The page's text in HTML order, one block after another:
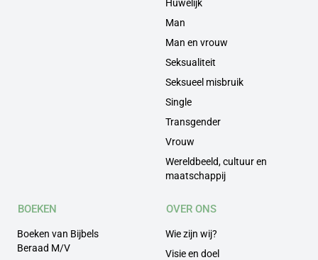
Huwelijk
Man
Man en vrouw
Seksualiteit
Seksueel misbruik
Single
Transgender
Vrouw
Wereldbeeld, cultuur en
maatschappij
BOEKEN
Boeken van Bijbels
Beraad M/V
OVER ONS
Wie zijn wij?
Visie en doel